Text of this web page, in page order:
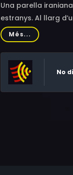
Una parella
estranys. Al llarg
ells.Més...
No